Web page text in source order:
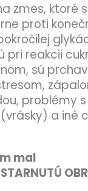
zmes, ktoré
proti
pri reakcii
sú
problémy s
a iné
mal